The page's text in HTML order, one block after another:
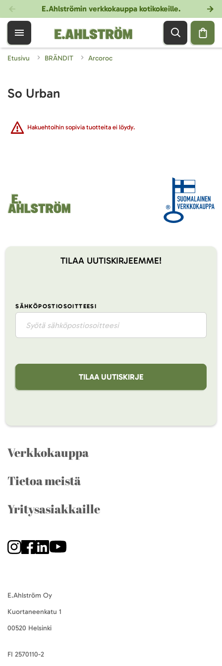
E.Ahlströmin verkkokauppa kotikokeille.
Etusivu BRÄNDIT Arcoroc
So Urban
Hakuehtoihin sopivia tuotteita ei löydy.
TILAA UUTISKIRJEEMME!
SÄHKÖPOSTIOSOITTEESI
TILAA UUTISKIRJE
Verkkokauppa
Tietoa meistä
Yritysasiakkaille
E.Ahlström Oy
Kuortaneenkatu 1
00520 Helsinki
FI 2570110-2